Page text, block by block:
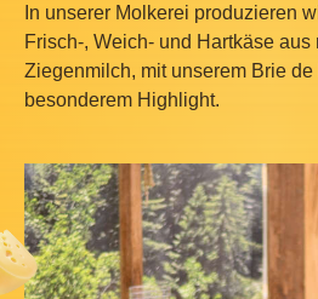
In unserer Molkerei produzieren
Frisch-, Weich- und Hartkäse
Ziegenmilch, mit unserem Brie
besonderem Highlight.